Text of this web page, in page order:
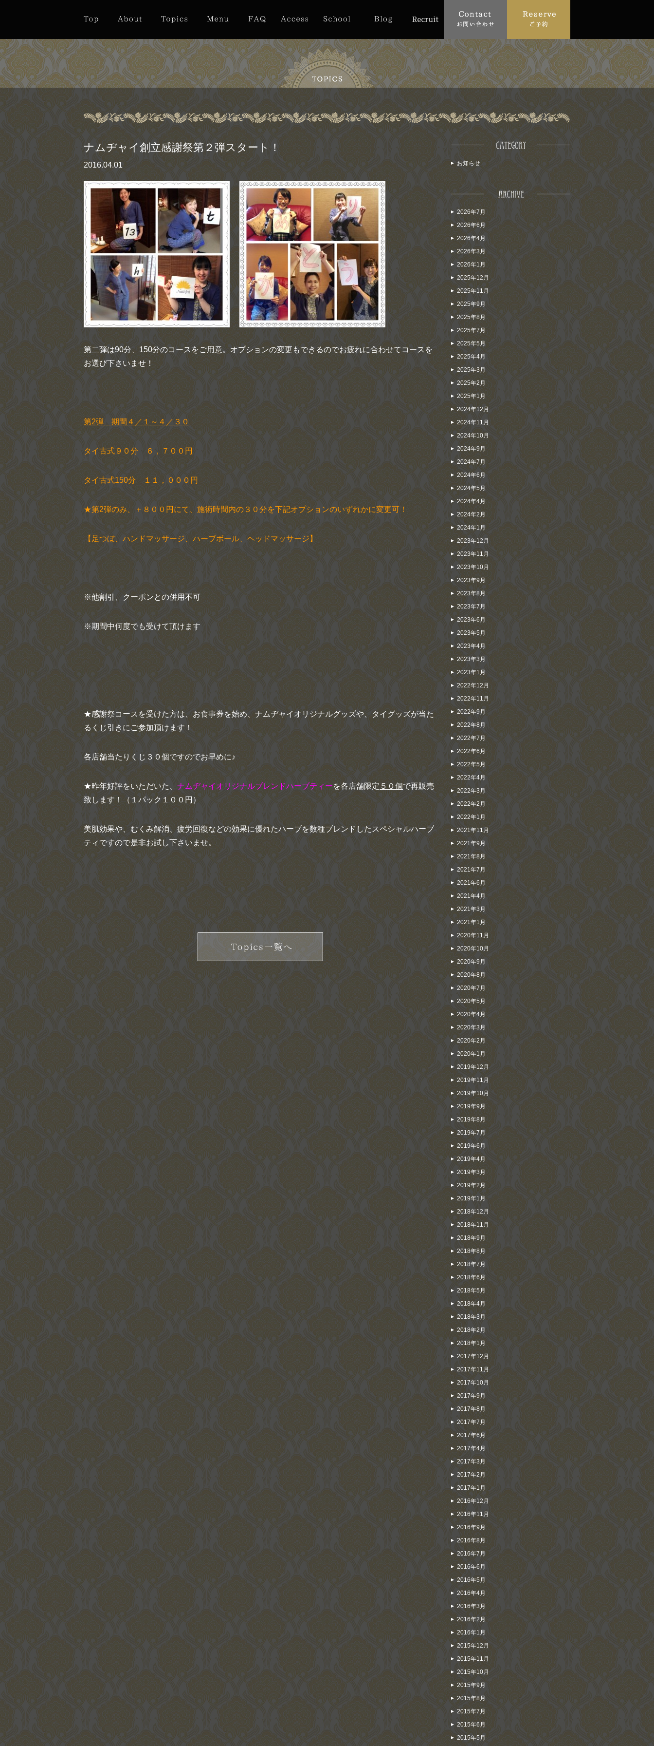
ナムヂャイ創立感謝祭第２弾スタート！
2016.04.01
第二弾は90分、150分のコースをご用意。オプションの変更もできるのでお疲れに合わせてコースを
お選び下さいませ！
第2弾 期間４／１～４／３０
タイ古式９０分 ６，７００円
タイ古式150分 １１，０００円
★第2弾のみ、＋８００円にて、施術時間内の３０分を下記オプションのいずれかに変更可！
【足つぼ、ハンドマッサージ、ハーブボール、ヘッドマッサージ】
※他割引、クーポンとの併用不可
※期間中何度でも受けて頂けます
★感謝祭コースを受けた方は、お食事券を始め、ナムヂャイオリジナルグッズや、タイグッズが当た
るくじ引きにご参加頂けます！
各店舗当たりくじ３０個ですのでお早めに♪
★昨年好評をいただいた、 ナムヂャイオリジナルブレンドハーブティーを各店舗限定 ５０個で再販売
致します！（１パック１００円）
美肌効果や、むくみ解消、疲労回復などの効果に優れたハーブを数種ブレンドしたスペシャルハーブ
ティですので是非お試し下さいませ。
お知らせ
2026年7月
2026年6月
2026年4月
2026年3月
2026年1月
2025年12月
2025年11月
2025年9月
2025年8月
2025年7月
2025年5月
2025年4月
2025年3月
2025年2月
2025年1月
2024年12月
2024年11月
2024年10月
2024年9月
2024年7月
2024年6月
2024年5月
2024年4月
2024年2月
2024年1月
2023年12月
2023年11月
2023年10月
2023年9月
2023年8月
2023年7月
2023年6月
2023年5月
2023年4月
2023年3月
2023年1月
2022年12月
2022年11月
2022年9月
2022年8月
2022年7月
2022年6月
2022年5月
2022年4月
2022年3月
2022年2月
2022年1月
2021年11月
2021年9月
2021年8月
2021年7月
2021年6月
2021年4月
2021年3月
2021年1月
2020年11月
2020年10月
2020年9月
2020年8月
2020年7月
2020年5月
2020年4月
2020年3月
2020年2月
2020年1月
2019年12月
2019年11月
2019年10月
2019年9月
2019年8月
2019年7月
2019年6月
2019年4月
2019年3月
2019年2月
2019年1月
2018年12月
2018年11月
2018年9月
2018年8月
2018年7月
2018年6月
2018年5月
2018年4月
2018年3月
2018年2月
2018年1月
2017年12月
2017年11月
2017年10月
2017年9月
2017年8月
2017年7月
2017年6月
2017年4月
2017年3月
2017年2月
2017年1月
2016年12月
2016年11月
2016年9月
2016年8月
2016年7月
2016年6月
2016年5月
2016年4月
2016年3月
2016年2月
2016年1月
2015年12月
2015年11月
2015年10月
2015年9月
2015年8月
2015年7月
2015年6月
2015年5月